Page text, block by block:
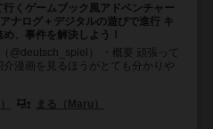
くゲームブック風アドベンチャー
ナログ＋デジタルの遊びで進行 キ
、事件を解決しよう！
@deutsch_spiel） ・概要 頑張って
漫画を見るほうがとても分かりや
まる（Maru）